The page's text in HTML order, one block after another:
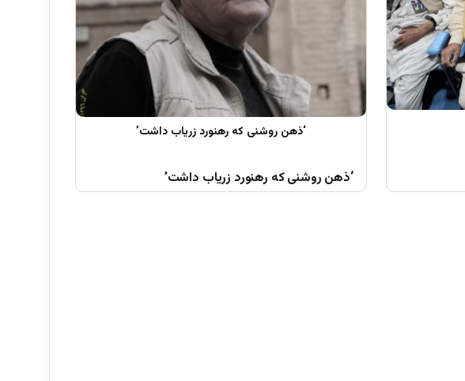
‘ذهن روشنی که رهنورد زریاب داشت’